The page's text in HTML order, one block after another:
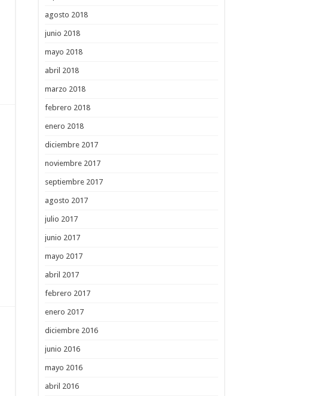
agosto 2018
junio 2018
mayo 2018
abril 2018
marzo 2018
febrero 2018
enero 2018
diciembre 2017
noviembre 2017
septiembre 2017
agosto 2017
julio 2017
junio 2017
mayo 2017
abril 2017
febrero 2017
enero 2017
diciembre 2016
junio 2016
mayo 2016
abril 2016